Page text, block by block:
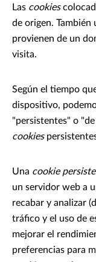
Las cookies
de origen.
provienen de un
visita.
Según el tiempo
dispositivo,
"persistentes" o
cookies
Una cookie
un servidor web a
recabar y analizar
tráfico y el uso de
mejorar el
preferencias para